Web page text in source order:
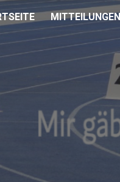
to navigation